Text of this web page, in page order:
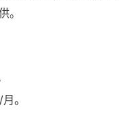
。
。